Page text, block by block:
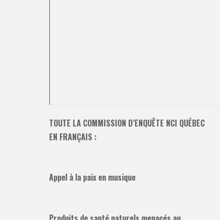
TOUTE LA COMMISSION D’ENQUÊTE NCI QUÉBEC
EN FRANÇAIS :
Appel à la paix en musique